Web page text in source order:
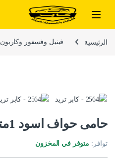
تخطي إلى المحتوى
الرئيسية فينيل وفسفور وكاربون
حامى حواف اسود 1متر
توافر: متوفر في المخزون